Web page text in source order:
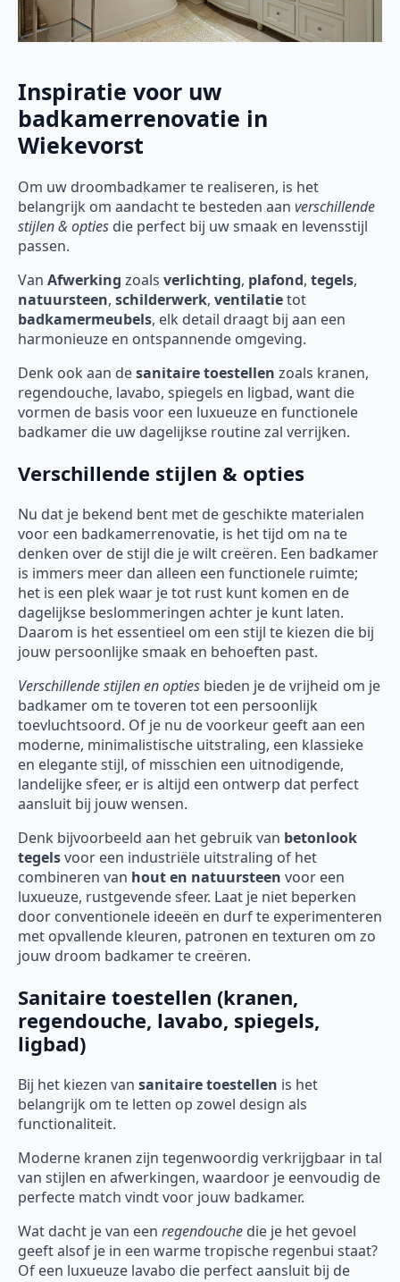
Inspiratie voor uw
badkamerrenovatie in
Wiekevorst
Om uw droombadkamer te realiseren, is het
belangrijk om aandacht te besteden aan verschillende
stijlen & opties die perfect bij uw smaak en levensstijl
passen.
Van Afwerking zoals verlichting, plafond, tegels,
natuursteen, schilderwerk, ventilatietot
badkamermeubels, elk detail draagt bij aan een
harmonieuze en ontspannende omgeving.
Denk ook aan desanitaire toestellen zoals kranen,
regendouche, lavabo, spiegels en ligbad, want die
vormen de basis voor een luxueuze en functionele
badkamer die uw dagelijkse routine zal verrijken.
Verschillende stijlen & opties
Nu dat je bekend bent met de geschikte materialen
voor een badkamerrenovatie, is het tijd om na te
denken over de stijl die je wilt creëren. Een badkamer
is immers meer dan alleen een functionele ruimte;
het is een plek waar je tot rust kunt komen en de
dagelijkse beslommeringen achter je kunt laten.
Daarom is het essentieel om een stijl te kiezen die bij
jouw persoonlijke smaak en behoeften past.
Verschillende stijlen en opties bieden je de vrijheid om je
badkamer om te toveren tot een persoonlijk
toevluchtsoord. Of je nu de voorkeur geeft aan een
moderne, minimalistische uitstraling, een klassieke
en elegante stijl, of misschien een uitnodigende,
landelijke sfeer, er is altijd een ontwerp dat perfect
aansluit bij jouw wensen.
Denk bijvoorbeeld aan het gebruik van betonlook
tegelsvoor een industriële uitstraling of het
combineren van hout en natuursteen voor een
luxueuze, rustgevende sfeer. Laat je niet beperken
door conventionele ideeën en durf te experimenteren
met opvallende kleuren, patronen en texturen om zo
jouw droom badkamer te creëren.
Sanitaire toestellen (kranen,
regendouche, lavabo, spiegels,
ligbad)
Bij het kiezen van sanitaire toestellen is het
belangrijk om te letten op zowel design als
functionaliteit.
Moderne kranen zijn tegenwoordig verkrijgbaar in tal
van stijlen en afwerkingen, waardoor je eenvoudig de
perfecte match vindt voor jouw badkamer.
Wat dacht je van een regendouche die je het gevoel
geeft alsof je in een warme tropische regenbui staat?
Of een luxueuze lavabo die perfect aansluit bij de